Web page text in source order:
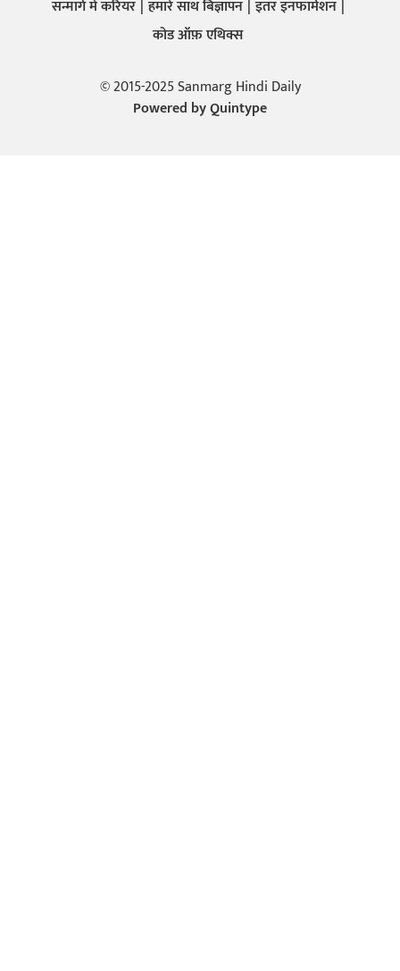
सन्मार्ग में करियर हमारे साथ बिज्ञापन इतर इनफार्मेशन
कोड ऑफ़ एथिक्स
© 2015-2025 Sanmarg Hindi Daily
Powered byQuintype